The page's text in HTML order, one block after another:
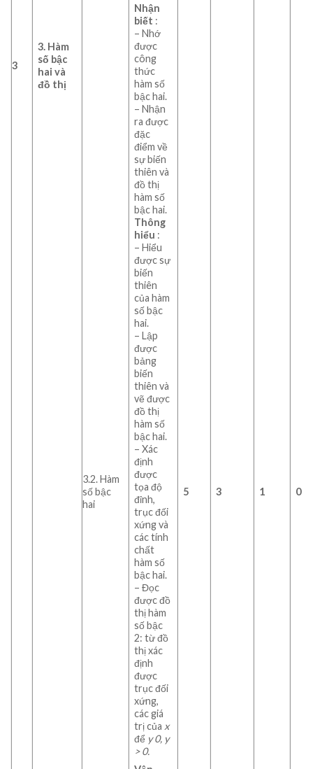
3
3. Hàm
số bậc
hai và
đồ thị
3.2. Hàm
số bậc
hai
Nhận
biết :
– Nhớ
được
công
thức
hàm số
bậc hai.
– Nhận
ra được
đặc
điểm về
sự biến
thiên và
đồ thị
hàm số
bậc hai.
Thông
hiểu :
– Hiểu
được sự
biến
thiên
của hàm
số bậc
hai.
– Lập
được
bảng
biến
thiên và
vẽ được
đồ thị
hàm số
bậc hai.
– Xác
định
được
tọa độ
đỉnh,
trục đối
xứng và
các tính
chất
hàm số
bậc hai.
– Đọc
được đồ
thị hàm
số bậc
2: từ đồ
thị xác
định
được
trục đối
xứng,
các giá
trị củax
để y0, y
>0.
5 3 1 0